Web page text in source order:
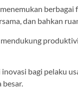
dan bahkan
bagi pelaku